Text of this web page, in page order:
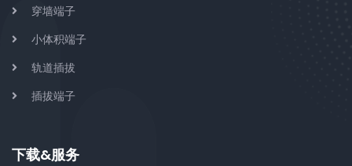
穿墙端子
小体积端子
轨道插拔
插拔端子
下载&服务